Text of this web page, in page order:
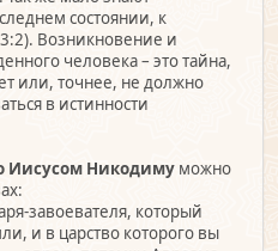
состоянии, к
Возникновение и
человека – это тайна,
или, точнее, не должно
в истинности
Иисусом Никодиму можно
завоевателя, который
и в царство которого вы